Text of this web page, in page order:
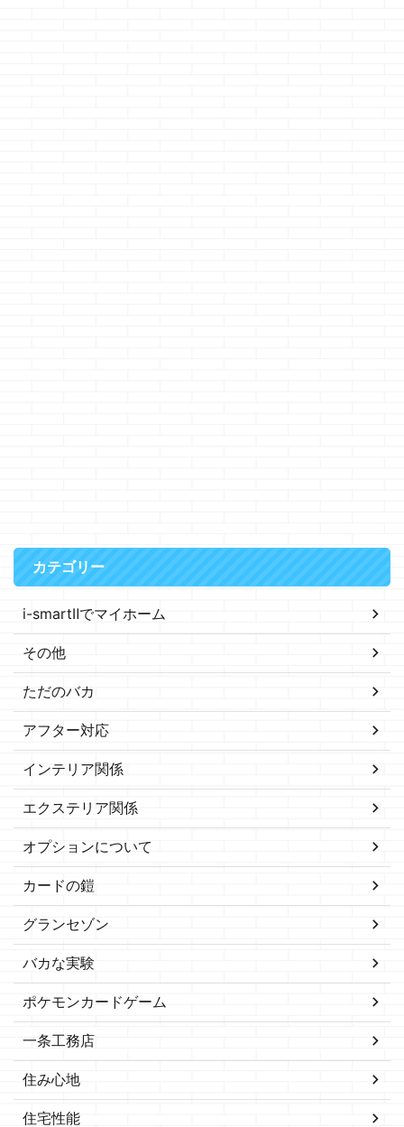
カテゴリー
i-smartⅡでマイホーム
その他
ただのバカ
アフター対応
インテリア関係
エクステリア関係
オプションについて
カードの鎧
グランセゾン
バカな実験
ポケモンカードゲーム
一条工務店
住み心地
住宅性能